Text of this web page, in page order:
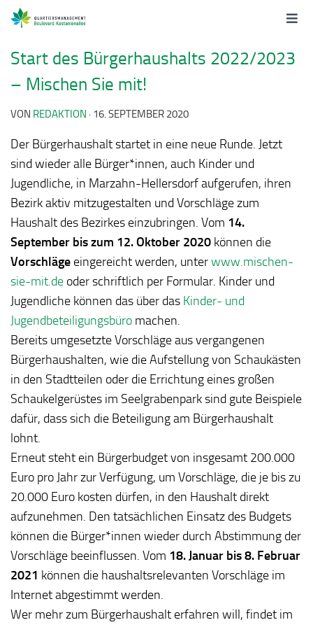
Start des Bürgerhaushalts 2022/2023
– Mischen Sie mit!
VON REDAKTION · 16. SEPTEMBER 2020
Der Bürgerhaushalt startet in eine neue Runde. Jetzt
sind wieder alle Bürger*innen, auch Kinder und
Jugendliche, in Marzahn-Hellersdorf aufgerufen, ihren
Bezirk aktiv mitzugestalten und Vorschläge zum
Haushalt des Bezirkes einzubringen. Vom 14.
September bis zum 12. Oktober 2020 können die
Vorschläge eingereicht werden, unterwww.mischen-
sie-mit.de oder schriftlich per Formular. Kinder und
Jugendliche können das über das Kinder- und
Jugendbeteiligungsbüro machen.
Bereits umgesetzte Vorschläge aus vergangenen
Bürgerhaushalten, wie die Aufstellung von Schaukästen
in den Stadtteilen oder die Errichtung eines großen
Schaukelgerüstes im Seelgrabenpark sind gute Beispiele
dafür, dass sich die Beteiligung am Bürgerhaushalt
lohnt.
Erneut steht ein Bürgerbudget von insgesamt 200.000
Euro pro Jahr zur Verfügung, um Vorschläge, die je bis zu
20.000 Euro kosten dürfen, in den Haushalt direkt
aufzunehmen. Den tatsächlichen Einsatz des Budgets
können die Bürger*innen wieder durch Abstimmung der
Vorschläge beeinflussen. Vom 18. Januar bis 8. Februar
2021 können die haushaltsrelevanten Vorschläge im
Internet abgestimmt werden.
Wer mehr zum Bürgerhaushalt erfahren will, findet im